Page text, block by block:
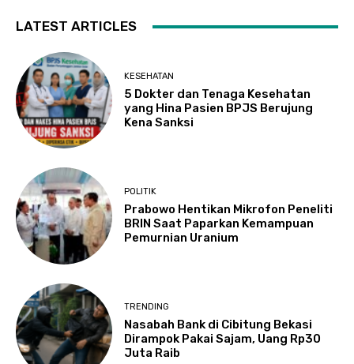
LATEST ARTICLES
KESEHATAN
5 Dokter dan Tenaga Kesehatan
yang Hina Pasien BPJS Berujung
Kena Sanksi
POLITIK
Prabowo Hentikan Mikrofon Peneliti
BRIN Saat Paparkan Kemampuan
Pemurnian Uranium
TRENDING
Nasabah Bank di Cibitung Bekasi
Dirampok Pakai Sajam, Uang Rp30
Juta Raib